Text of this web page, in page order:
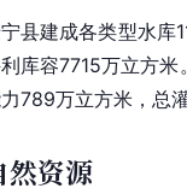
县建成各类型水库
库容7715万立方
789万立方米，总
然资源